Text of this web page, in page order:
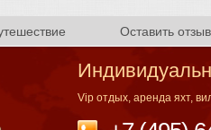
Оставить отзыв
Vip отдых, аренда яхт,